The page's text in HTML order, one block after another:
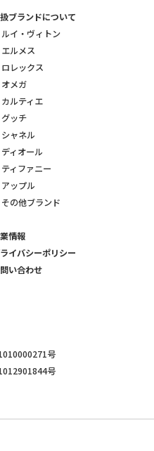
ブランドについて
ルイ・ヴィトン
エルメス
ロレックス
オメガ
カルティエ
グッチ
シャネル
ディオール
ティファニー
アップル
その他ブランド
情報
イバシーポリシー
い合わせ
号
号